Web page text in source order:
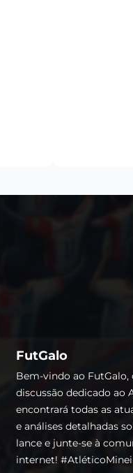
FutGalo
Bem-vindo ao
discussão dedicado ao
encontrará todas as
e análises detalhadas
lance e junte-se à
internet!